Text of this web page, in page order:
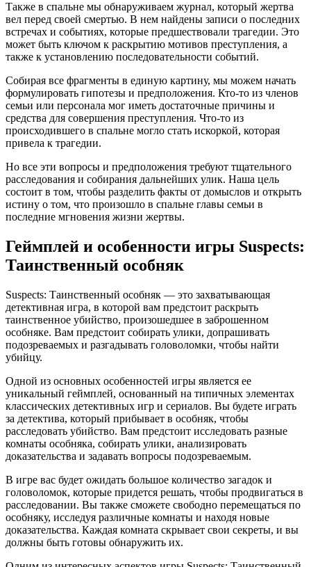
Также в спальне мы обнаруживаем журнал, который жертва
вел перед своей смертью. В нем найдены записи о последних
встречах и событиях, которые предшествовали трагедии. Это
может быть ключом к раскрытию мотивов преступления, а
также к установлению последовательности событий.
Собирая все фрагменты в единую картину, мы можем начать
формулировать гипотезы и предположения. Кто-то из членов
семьи или персонала мог иметь достаточные причины и
средства для совершения преступления. Что-то из
происходившего в спальне могло стать искоркой, которая
привела к трагедии.
Но все эти вопросы и предположения требуют тщательного
расследования и собирания дальнейших улик. Наша цель
состоит в том, чтобы разделить факты от домыслов и открыть
истину о том, что произошло в спальне главы семьи в
последние мгновения жизни жертвы.
Геймплей и особенности игры Suspects:
Таинственный особняк
Suspects: Таинственный особняк — это захватывающая
детективная игра, в которой вам предстоит раскрыть
таинственное убийство, произошедшее в заброшенном
особняке. Вам предстоит собирать улики, допрашивать
подозреваемых и разгадывать головоломки, чтобы найти
убийцу.
Одной из основных особенностей игры является ее
уникальный геймплей, основанный на типичных элементах
классических детективных игр и сериалов. Вы будете играть
за детектива, который прибывает в особняк, чтобы
расследовать убийство. Вам предстоит исследовать разные
комнаты особняка, собирать улики, анализировать
доказательства и задавать вопросы подозреваемым.
В игре вас будет ожидать большое количество загадок и
головоломок, которые придется решать, чтобы продвигаться в
расследовании. Вы также сможете свободно перемещаться по
особняку, исследуя различные комнаты и находя новые
доказательства. Каждая комната скрывает свои секреты, и вы
должны быть готовы обнаружить их.